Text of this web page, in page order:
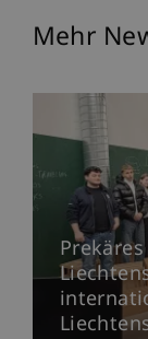
Mehr